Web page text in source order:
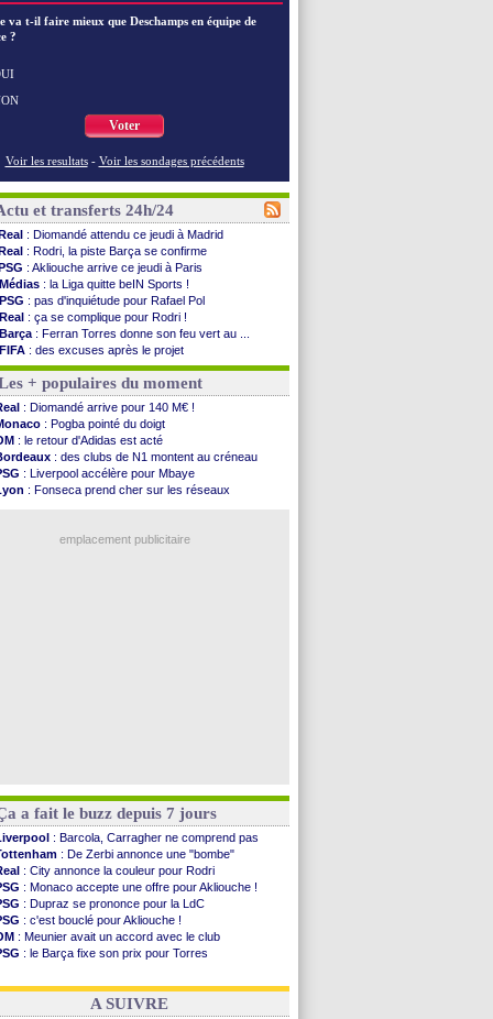
va t-il faire mieux que Deschamps en équipe de
?
Voter
Voir les resultats - Voir les sondages précédents
et transferts 24h/24
: Diomandé attendu ce jeudi à Madrid
: Rodri, la piste Barça se confirme
: Akliouche arrive ce jeudi à Paris
Médias : la Liga quitte beIN Sports !
PSG : pas d'inquiétude pour Rafael Pol
Real : ça se complique pour Rodri !
Barça : Ferran Torres donne son feu vert au ...
FIFA : des excuses après le projet
: c'est fait pour Fekir (officiel)
Real : réponse imminente de Vinicius
Arsenal: Nørgaard transféré à Everton (off.)
Al-Ahli: Deschamps a discuté !
PSG: Luis Enrique satisfait malgré tout
: Pogba pointé du doigt
: Zabiri n'est pas fan de la L1
: une offre de Fulham pour Aït Boudlal
: Thomasson et Cresswell réconciliés
: Arsenal s'incline face au Real Betis
+ populaires du moment
: Diomandé arrive pour 140 M€ !
: Pogba pointé du doigt
: le retour d'Adidas est acté
: des clubs de N1 montent au créneau
: Liverpool accélère pour Mbaye
: Fonseca prend cher sur les réseaux
emplacement publicitaire
a fait le buzz depuis 7 jours
: Barcola, Carragher ne comprend pas
: De Zerbi annonce une "bombe"
: City annonce la couleur pour Rodri
: Monaco accepte une offre pour Akliouche !
: Dupraz se prononce pour la LdC
: c'est bouclé pour Akliouche !
: Meunier avait un accord avec le club
: le Barça fixe son prix pour Torres
: Infantino sollicite Trump
A SUIVRE